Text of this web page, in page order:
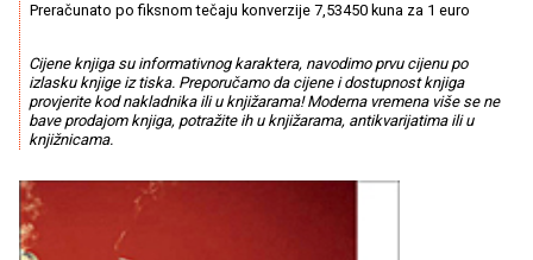
Preračunato po fiksnom tečaju konverzije 7,53450 kuna za 1 euro
Cijene knjiga su informativnog karaktera, navodimo prvu cijenu po
izlasku knjige iz tiska. Preporučamo da cijene i dostupnost knjiga
provjerite kod nakladnika ili u knjižarama! Moderna vremena više se ne
bave prodajom knjiga, potražite ih u knjižarama, antikvarijatima ili u
knjižnicama.